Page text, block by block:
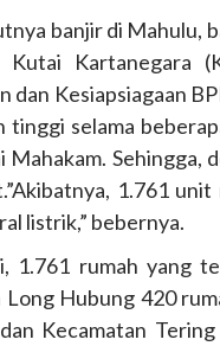
banjir di Mahulu,
Kutai Kartanegara
dan Kesiapsiagaan
tinggi selama
Mahakam. Sehingga,
1.761
listrik,” bebernya.
1.761 rumah yang
Long Hubung 420
Kecamatan